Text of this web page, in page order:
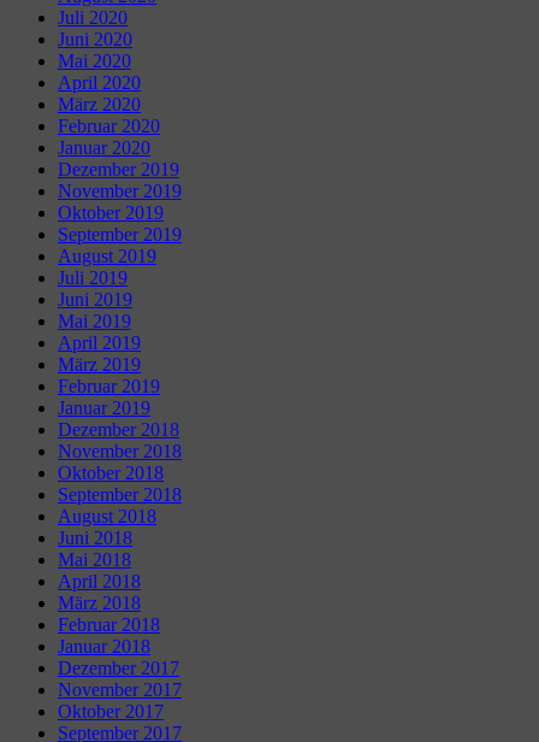
Juli 2020
Juni 2020
Mai 2020
April 2020
März 2020
Februar 2020
Januar 2020
Dezember 2019
November 2019
Oktober 2019
September 2019
August 2019
Juli 2019
Juni 2019
Mai 2019
April 2019
März 2019
Februar 2019
Januar 2019
Dezember 2018
November 2018
Oktober 2018
September 2018
August 2018
Juni 2018
Mai 2018
April 2018
März 2018
Februar 2018
Januar 2018
Dezember 2017
November 2017
Oktober 2017
September 2017